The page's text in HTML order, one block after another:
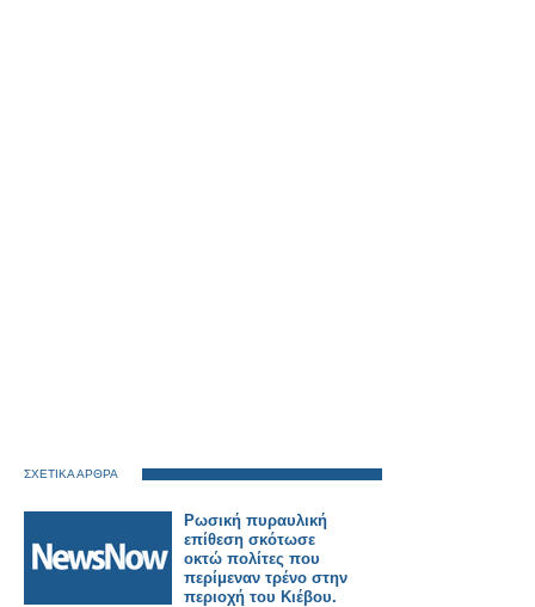
ΣΧΕΤΙΚΑ ΑΡΘΡΑ
Ρωσική πυραυλική
επίθεση σκότωσε
οκτώ πολίτες που
περίμεναν τρένο στην
περιοχή του Κιέβου.